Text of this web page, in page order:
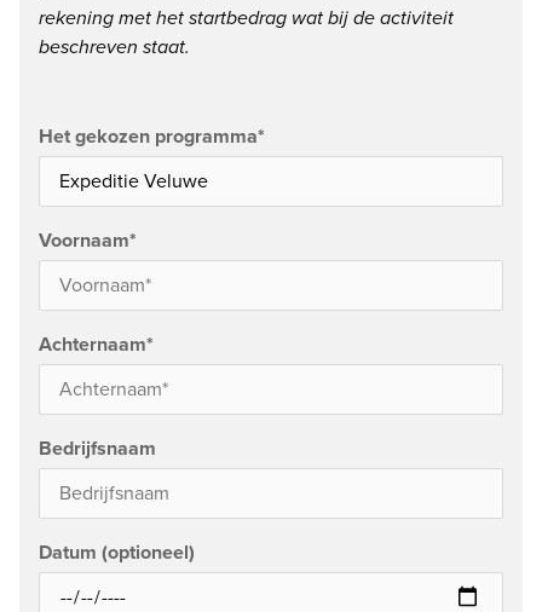
rekening met het startbedrag wat bij de activiteit
beschreven staat.
Het gekozen programma*
Voornaam*
Achternaam*
Bedrijfsnaam
Datum (optioneel)